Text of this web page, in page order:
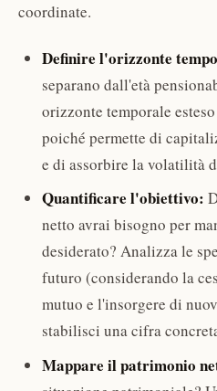
coordinate.
Definire l'orizzonte
separano dall'età
orizzonte temporale
poiché permette di
e di assorbire la volatilità
Quantificare l'obiettivo:
netto avrai bisogno per
desiderato? Analizza le
futuro (considerando la
mutuo e l'insorgere di
stabilisci una cifra
Mappare il patrimonio